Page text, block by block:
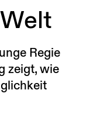
Regie
zeigt, wie